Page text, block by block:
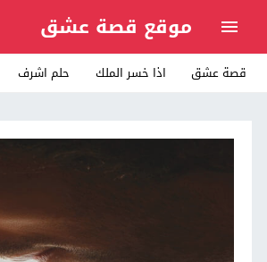
موقع قصة عشق
قصة عشق اذا خسر الملك حلم اشرف